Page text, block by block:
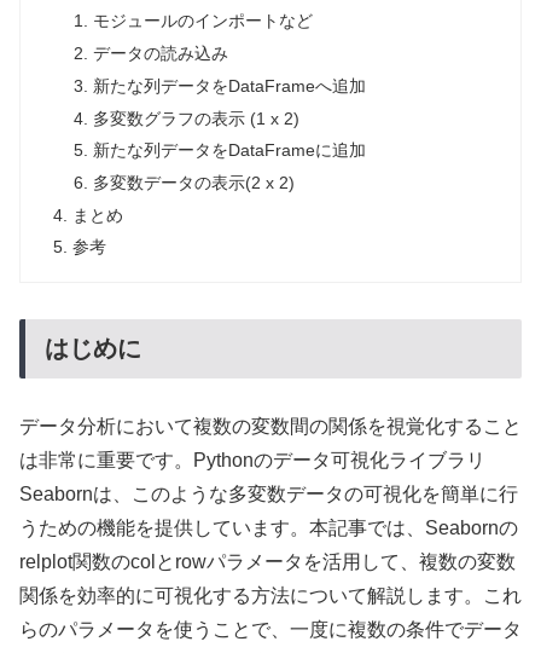
モジュールのインポートなど
データの読み込み
新たな列データをDataFrameへ追加
多変数グラフの表示 (1 x 2)
新たな列データをDataFrameに追加
多変数データの表示(2 x 2)
まとめ
参考
はじめに
データ分析において複数の変数間の関係を視覚化すること
は非常に重要です。Pythonのデータ可視化ライブラリ
Seabornは、このような多変数データの可視化を簡単に行
うための機能を提供しています。本記事では、Seabornの
relplot関数のcolとrowパラメータを活用して、複数の変数
関係を効率的に可視化する方法について解説します。これ
らのパラメータを使うことで、一度に複数の条件でデータ